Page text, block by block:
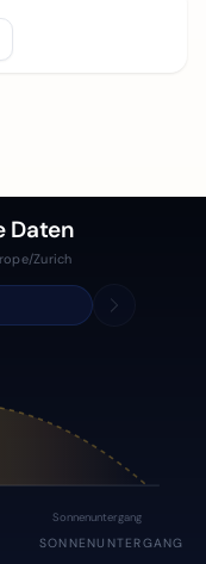
Daten
Zurich
Sonnenuntergang
SONNENUNTERGANG